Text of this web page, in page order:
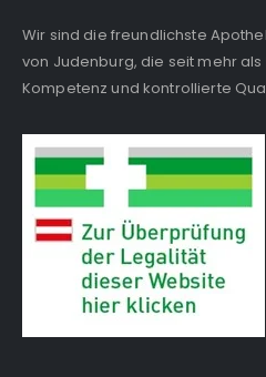
Wir sind die freundlichste
von Judenburg, die seit mehr
Kompetenz und kontrollierte